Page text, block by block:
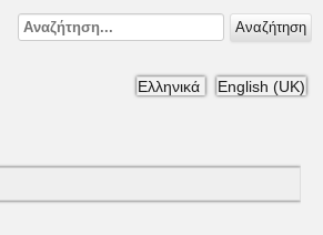
Αναζήτηση
Ελληνικά English (UK)